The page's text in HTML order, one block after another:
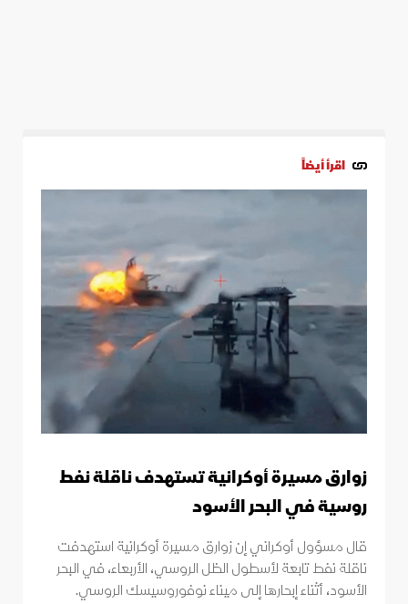
اقرأ أيضاً
زوارق مسيرة أوكرانية تستهدف ناقلة نفط
روسية في البحر الأسود
قال مسؤول أوكراني إن زوارق مسيرة أوكرانية استهدفت
ناقلة نفط تابعة لأسطول الظل الروسي، الأربعاء، في البحر
الأسود، أثناء إبحارها إلى ميناء نوفوروسيسك الروسي.